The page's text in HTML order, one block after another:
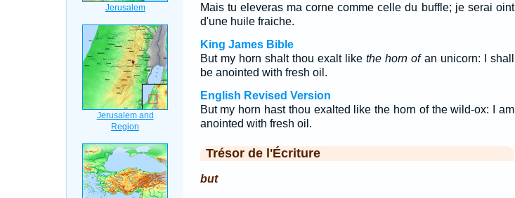
Mais tu eleveras ma corne comme celle du buffle; je serai oint
d'une huile fraiche.
King James Bible
But my horn shalt thou exalt likethe horn ofan unicorn: I shall
be anointed with fresh oil.
English Revised Version
But my horn hast thou exalted like the horn of the wild-ox: I am
anointed with fresh oil.
Trésor de l'Écriture
but